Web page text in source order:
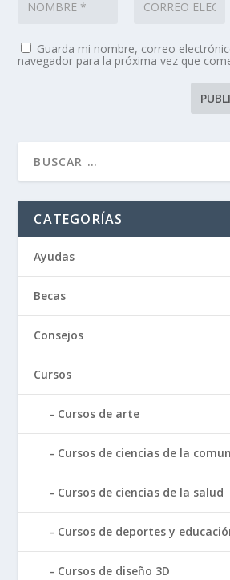
Guarda mi nombre, correo
navegador para la próxima vez que
CATEGORÍAS
Ayudas
Becas
Consejos
Cursos
Cursos de arte
Cursos de ciencias de la
Cursos de ciencias de la salud
Cursos de deportes y
Cursos de diseño 3D